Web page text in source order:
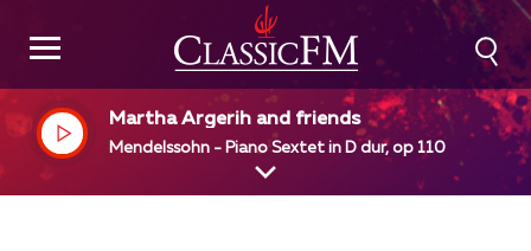
Martha Argerih and friends
Mendelssohn - Piano Sextet in D dur, op 110